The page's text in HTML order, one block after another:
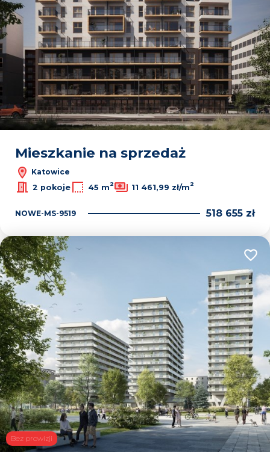
Mieszkanie na sprzedaż
Katowice
2 pokoje
45 m2 11 461,99 zł/m2
NOWE-MS-9519 518 655 zł
Bez prowizji